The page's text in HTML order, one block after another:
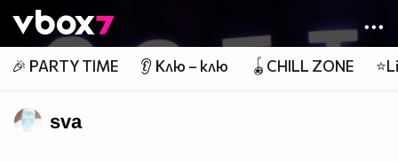
👾
🎉 PARTY TIME 👂 Клю – клю 🪀CHILL ZONE
sva